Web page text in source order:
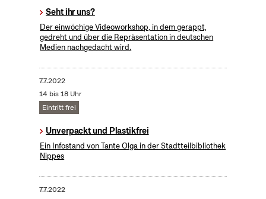
Seht ihr uns?
Der einwöchige Videoworkshop, in dem gerappt,
gedreht und über die Repräsentation in deutschen
Medien nachgedacht wird.
7.7.2022
14 bis 18 Uhr
Eintritt frei
Unverpackt und Plastikfrei
Ein Infostand von Tante Olga in der Stadtteilbibliothek
Nippes
7.7.2022